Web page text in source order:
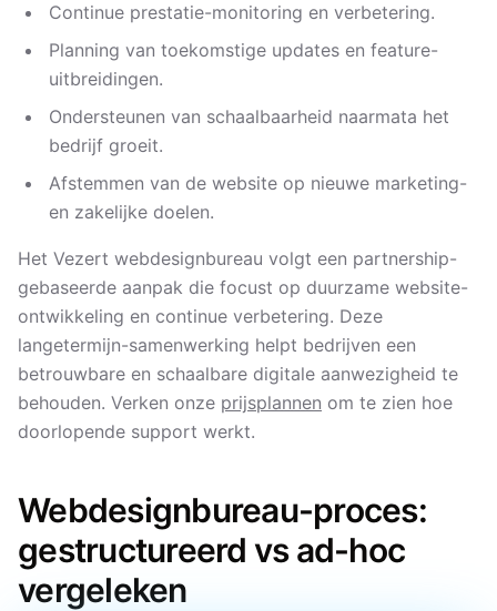
Continue prestatie-monitoring en verbetering.
Planning van toekomstige updates en feature-
uitbreidingen.
Ondersteunen van schaalbaarheid naarmata het
bedrijf groeit.
Afstemmen van de website op nieuwe marketing-
en zakelijke doelen.
Het Vezert webdesignbureau volgt een partnership-
gebaseerde aanpak die focust op duurzame website-
ontwikkeling en continue verbetering. Deze
langetermijn-samenwerking helpt bedrijven een
betrouwbare en schaalbare digitale aanwezigheid te
behouden. Verken onze prijsplannen om te zien hoe
doorlopende support werkt.
Webdesignbureau-proces:
gestructureerd vs ad-hoc
vergeleken